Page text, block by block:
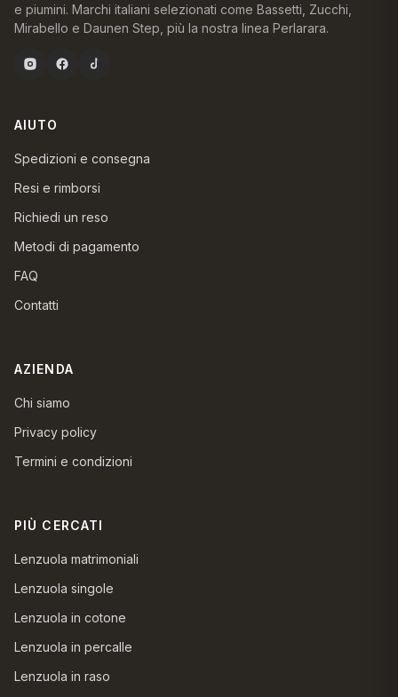
e piumini. Marchi italiani selezionati come Bassetti, Zucchi,
Mirabello e Daunen Step, più la nostra linea Perlarara.
AIUTO
Spedizioni e consegna
Resi e rimborsi
Richiedi un reso
Metodi di pagamento
FAQ
Contatti
AZIENDA
Chi siamo
Privacy policy
Termini e condizioni
PIÙ CERCATI
Lenzuola matrimoniali
Lenzuola singole
Lenzuola in cotone
Lenzuola in percalle
Lenzuola in raso